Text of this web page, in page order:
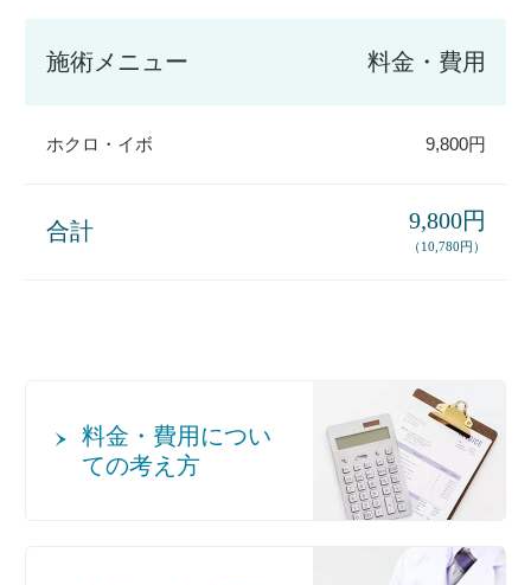
施術メニュー 料金・費用
ホクロ・イボ 9,800円
合計 9,800円
（10,780円）
料金・費用につい
ての考え方